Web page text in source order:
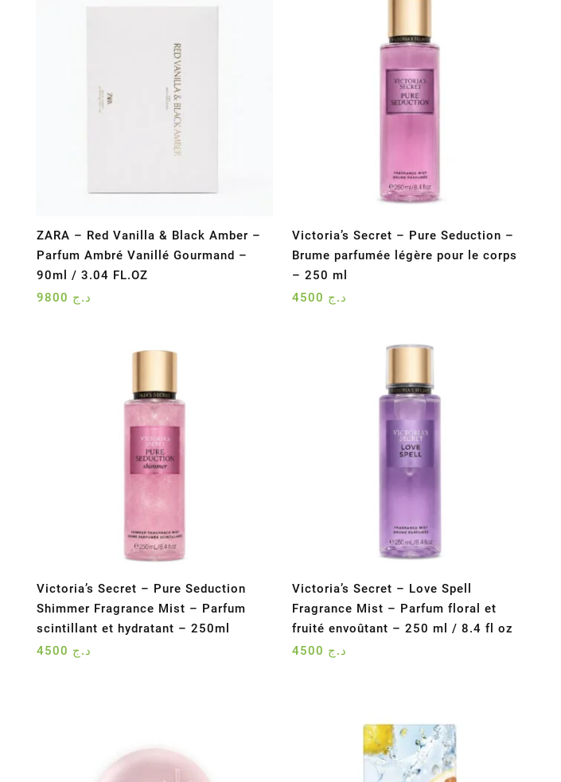
ZARA – Red Vanilla & Black Amber –
Parfum Ambré Vanillé Gourmand –
90ml / 3.04 FL.OZ
د.ج
Victoria’s Secret – Pure Seduction –
Brume parfumée légère pour le corps
– 250 ml
د.ج
Victoria’s Secret – Pure Seduction
Shimmer Fragrance Mist – Parfum
scintillant et hydratant – 250ml
د.ج
Victoria’s Secret – Love Spell
Fragrance Mist – Parfum floral et
fruité envoûtant – 250 ml / 8.4 fl oz
د.ج